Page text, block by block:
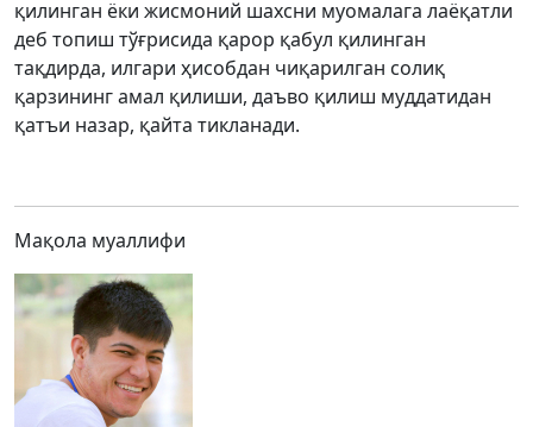
қилинган ёки жисмоний шахсни муомалага лаёқатли
деб топиш тўғрисида қарор қабул қилинган
тақдирда, илгари ҳисобдан чиқарилган солиқ
қарзининг амал қилиши, даъво қилиш муддатидан
қатъи назар, қайта тикланади.
Мақола муаллифи